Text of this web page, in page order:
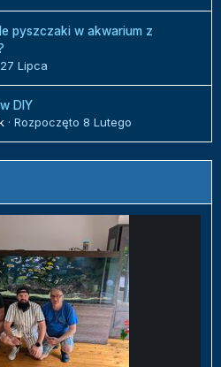
pyszczaki w akwarium z
27 Lipca
DIY
· Rozpoczęto 8 Lutego